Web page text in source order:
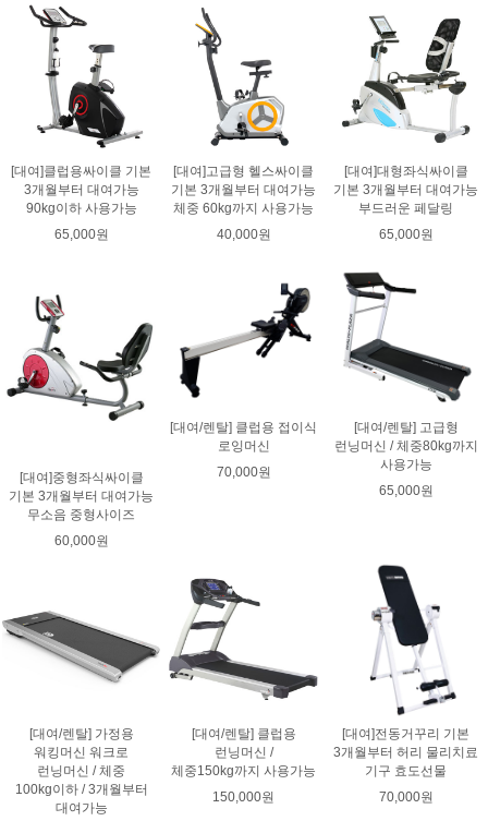
[대여]클럽용싸이클 기본
3개월부터 대여가능
90kg이하 사용가능
65,000원
[대여]고급형 헬스싸이클
기본 3개월부터 대여가능
체중 60kg까지 사용가능
40,000원
[대여]대형좌식싸이클
기본 3개월부터 대여가능
부드러운 페달링
65,000원
[대여]중형좌식싸이클
기본 3개월부터 대여가능
무소음 중형사이즈
60,000원
[대여/렌탈] 클럽용 접이식
로잉머신
70,000원
[대여/렌탈] 고급형
런닝머신 / 체중80kg까지
사용가능
65,000원
[대여/렌탈] 가정용
워킹머신 워크로
런닝머신 / 체중
100kg이하 / 3개월부터
대여가능
[대여/렌탈] 클럽용
런닝머신 /
체중150kg까지 사용가능
150,000원
[대여]전동거꾸리 기본
3개월부터 허리 물리치료
기구 효도선물
70,000원